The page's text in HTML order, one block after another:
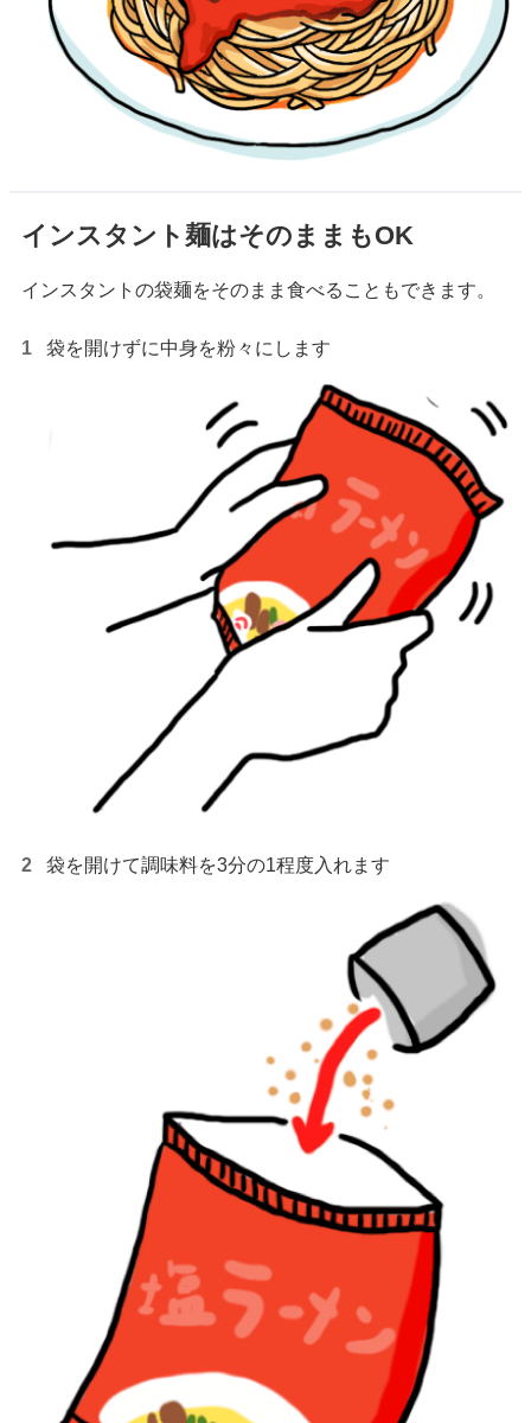
インスタント麺はそのままもOK
インスタントの袋麺をそのまま食べることもできます。
袋を開けずに中身を粉々にします
袋を開けて調味料を3分の1程度入れます